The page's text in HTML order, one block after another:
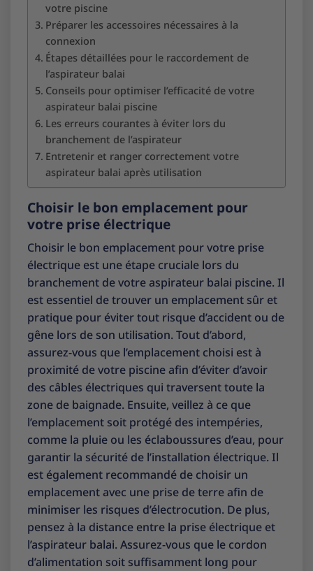
votre piscine
Préparer les accessoires nécessaires à la
connexion
Étapes détaillées pour le raccordement de
l’aspirateur balai
Conseils pour optimiser l’efficacité de votre
aspirateur balai piscine
Les erreurs courantes à éviter lors du
branchement de l’aspirateur
Entretenir et ranger correctement votre
aspirateur balai après utilisation
Choisir le bon emplacement pour
votre prise électrique
Choisir le bon emplacement pour votre prise
électrique est une étape cruciale lors du
branchement de votre aspirateur balai piscine. Il
est essentiel de trouver un emplacement sûr et
pratique pour éviter tout risque d’accident ou de
gêne lors de son utilisation. Tout d’abord,
assurez-vous que l’emplacement choisi est à
proximité de votre piscine afin d’éviter d’avoir
des câbles électriques qui traversent toute la
zone de baignade. Ensuite, veillez à ce que
l’emplacement soit protégé des intempéries,
comme la pluie ou les éclaboussures d’eau, pour
garantir la sécurité de l’installation électrique. Il
est également recommandé de choisir un
emplacement avec une prise de terre afin de
minimiser les risques d’électrocution. De plus,
pensez à la distance entre la prise électrique et
l’aspirateur balai. Assurez-vous que le cordon
d’alimentation soit suffisamment long pour